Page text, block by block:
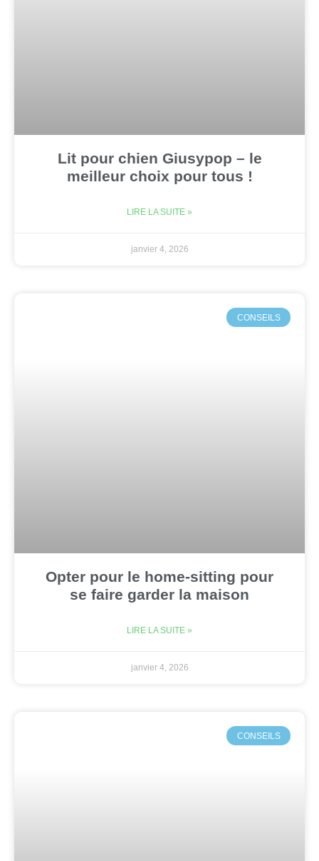
Lit pour chien Giusypop – le
meilleur choix pour tous !
LIRE LA SUITE »
janvier 4, 2026
CONSEILS
Opter pour le home-sitting pour
se faire garder la maison
LIRE LA SUITE »
janvier 4, 2026
CONSEILS